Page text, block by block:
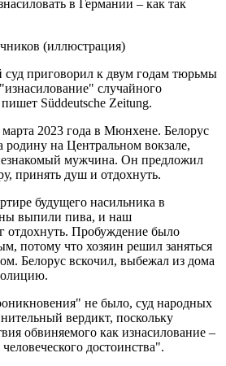
(иллюстрация)
приговорил к двум годам тюрьмы
случайного
Süddeutsche Zeitung.
2023 года в Мюнхене. Белорус
родину на Центральном вокзале,
мужчина. Он предложил
принять душ и отдохнуть.
будущего насильника в
выпили пива, и наш
отдохнуть. Пробуждение было
потому что хозяин решил заняться
Белорус вскочил, выбежал из дома
не было, суд народных
вердикт, поскольку
обвиняемого как изнасилование –
достоинства".